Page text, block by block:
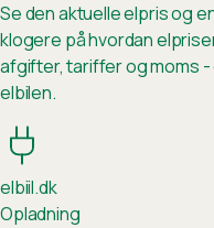
Se den aktuelle elpris og
klogere på hvordan
afgifter, tariffer og moms -
elbilen.
elbiil.dk
Opladning